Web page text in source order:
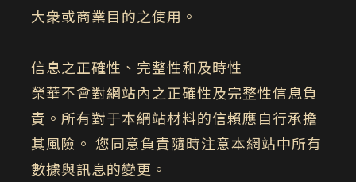
大衆或商業目的之使用。
信息之正確性、完整性和及時性
榮華不會對網站內之正確性及完整性信息負
責。所有對于本網站材料的信賴應自行承擔
其風險。 您同意負責隨時注意本網站中所有
數據與訊息的變更。